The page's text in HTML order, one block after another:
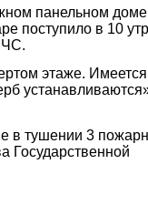
панельном
поступило в 10
этаже. Имеется
в тушении 3
Государственной